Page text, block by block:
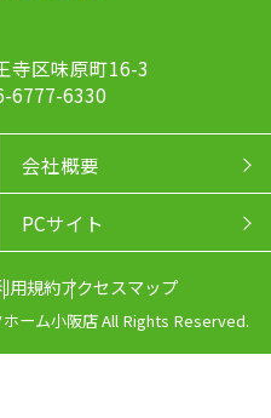
寺区味原町16-3
6777-6330
会社概要
PCサイト
用規約アクセスマップ
ーム小阪店 All Rights Reserved.